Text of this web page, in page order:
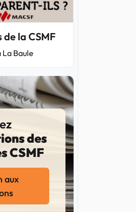
la CSMF
La Baule
des
CSMF
aux